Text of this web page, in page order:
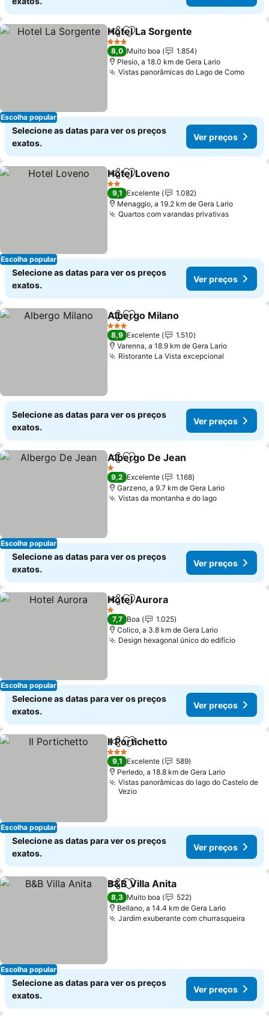
Escolha popular
PartilharAdicionar aos favoritos
Hotel La Sorgente
3 Estrelas
8,0 Muito boa
1.854
Plesio, a 18.0 km de Gera Lario
Vistas panorâmicas do Lago de Como
Selecione as datas para ver os preços
exatos.
Ver preços
Escolha popular
PartilharAdicionar aos favoritos
Hotel Loveno
2 Estrelas
9,1 Excelente
1.082
Menaggio, a 19.2 km de Gera Lario
Quartos com varandas privativas
Selecione as datas para ver os preços
exatos.
Ver preços
PartilharAdicionar aos favoritos
Albergo Milano
3 Estrelas
8,9 Excelente
1.510
Varenna, a 18.9 km de Gera Lario
Ristorante La Vista excepcional
Selecione as datas para ver os preços
exatos.
Ver preços
Escolha popular
PartilharAdicionar aos favoritos
Albergo De Jean
1 Estrelas
9,2 Excelente
1.168
Garzeno, a 9.7 km de Gera Lario
Vistas da montanha e do lago
Selecione as datas para ver os preços
exatos.
Ver preços
Escolha popular
PartilharAdicionar aos favoritos
Hotel Aurora
1 Estrelas
7,7 Boa
1.025
Colico, a 3.8 km de Gera Lario
Design hexagonal único do edifício
Selecione as datas para ver os preços
exatos.
Ver preços
Escolha popular
PartilharAdicionar aos favoritos
Il Portichetto
3 Estrelas
9,1 Excelente
589
Perledo, a 18.8 km de Gera Lario
Vistas panorâmicas do lago do Castelo de
Vezio
Selecione as datas para ver os preços
exatos.
Ver preços
Escolha popular
PartilharAdicionar aos favoritos
B&B Villa Anita
8,3 Muito boa
522
Bellano, a 14.4 km de Gera Lario
Jardim exuberante com churrasqueira
Selecione as datas para ver os preços
exatos.
Ver preços